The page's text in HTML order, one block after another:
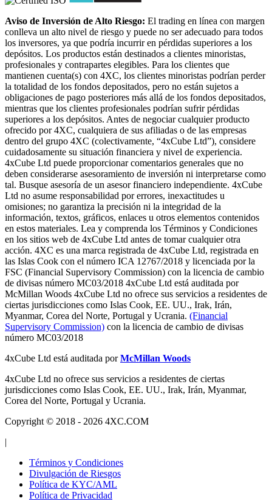
Aviso de Inversión de Alto Riesgo: El trading en línea con margen
conlleva un alto nivel de riesgo y puede no ser adecuado para todos
los inversores, ya que podría incurrir en pérdidas superiores a los
depósitos. Los productos están destinados a clientes minoristas,
profesionales y contrapartes elegibles. Para los clientes que
mantienen cuenta(s) con 4XC, los clientes minoristas podrían perder
la totalidad de los fondos depositados, pero no están sujetos a
obligaciones de pago posteriores más allá de los fondos depositados,
mientras que los clientes profesionales podrían sufrir pérdidas
superiores a los depósitos. Antes de negociar cualquier producto
ofrecido por 4XC, cualquiera de sus afiliadas o de las empresas
dentro del grupo 4XC (colectivamente, “4xCube Ltd”), considere
cuidadosamente su situación financiera y nivel de experiencia.
4xCube Ltd puede proporcionar comentarios generales que no
deben considerarse asesoramiento de inversión ni interpretarse como
tal. Busque asesoría de un asesor financiero independiente. 4xCube
Ltd no asume responsabilidad por errores, inexactitudes u
omisiones; no garantiza la precisión ni la integridad de la
información, textos, gráficos, enlaces u otros elementos contenidos
en estos materiales. Lea y comprenda los Términos y Condiciones
en los sitios web de 4xCube Ltd antes de tomar cualquier otra
acción. 4XC es una marca registrada de 4xCube Ltd, registrada en
las Islas Cook con el número ICA 12767/2018 y licenciada por la
FSC (Financial Supervisory Commission) con la licencia de cambio
de divisas número MC03/2018 4xCube Ltd está auditada por
McMillan Woods 4xCube Ltd no ofrece sus servicios a residentes de
ciertas jurisdicciones como Islas Cook, EE. UU., Irak, Irán,
Myanmar, Corea del Norte, Portugal y Ucrania. (Financial
Supervisory Commission) con la licencia de cambio de divisas
número MC03/2018
4xCube Ltd está auditada porMcMillan Woods
4xCube Ltd no ofrece sus servicios a residentes de ciertas
jurisdicciones como Islas Cook, EE. UU., Irak, Irán, Myanmar,
Corea del Norte, Portugal y Ucrania.
Copyright © 2018 - 2026 4XC.COM
|
Términos y Condiciones
Divulgación de Riesgos
Política de KYC/AML
Política de Privacidad